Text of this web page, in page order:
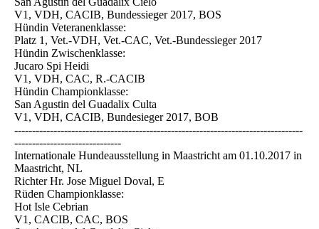
V1, VDH, CACIB, Bundessieger 2017, BOS
Hündin Veteranenklasse:
Platz 1, Vet.-VDH, Vet.-CAC, Vet.-Bundessieger 2017
Hündin Zwischenklasse:
Jucaro Spi Heidi
V1, VDH, CAC, R.-CACIB
Hündin Championklasse:
San Agustin del Guadalix Culta
V1, VDH, CACIB, Bundesieger 2017, BOB
---------------------------------------------------------------------------------
------------------------------
Internationale Hundeausstellung in Maastricht am 01.10.2017 in
Maastricht, NL
Richter Hr. Jose Miguel Doval, E
Rüden Championklasse:
Hot Isle Cebrian
V1, CACIB, CAC, BOS